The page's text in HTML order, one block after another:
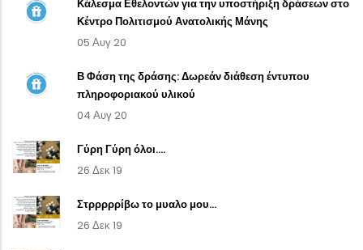
Κάλεσμα Εθελοντών για την υποστήριξη δράσεων στο
Κέντρο Πολιτισμού Ανατολικής Μάνης
05 Αυγ 20
Β Φάση της δράσης: Δωρεάν διάθεση έντυπου
πληροφοριακού υλικού
04 Αυγ 20
Γύρη Γύρη όλοι....
26 Δεκ 19
Στρρρρρίβω το μυαλο μου...
26 Δεκ 19